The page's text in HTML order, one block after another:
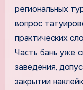
региональных
вопрос
практических
Часть бань уже
заведения,
закрытии